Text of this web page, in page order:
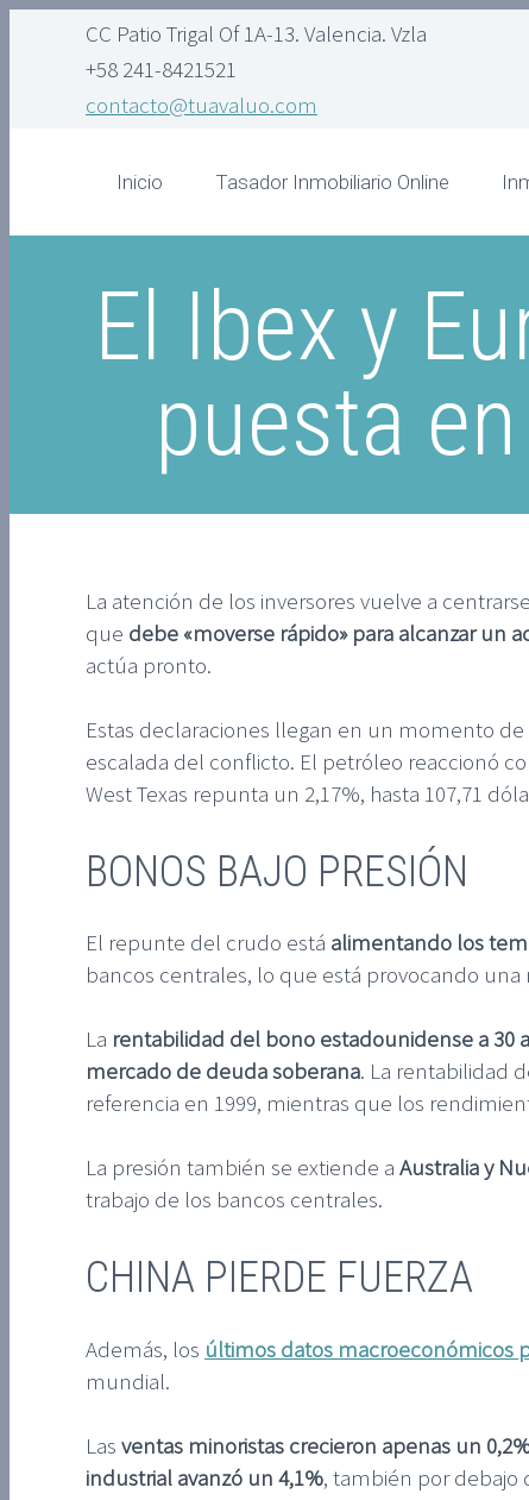
CC Patio Trigal Of 1A-13. Valencia. Vzla
+58 241-8421521
contacto@tuavaluo.com
Inicio Tasador Inmobiliario Online
El Ibex y
puesta
La atención de los inversores vuelve a
que debe «moverse rápido» para alcanzar un
actúa pronto.
Estas declaraciones llegan en un momento de
escalada del conflicto. El petróleo reaccionó
West Texas repunta un 2,17%, hasta 107,71
BONOS BAJO PRESIÓN
El repunte del crudo está alimentando los
bancos centrales, lo que está provocando
La rentabilidad del bono estadounidense a 30
mercado de deuda soberana. La rentabilidad
referencia en 1999, mientras que los
La presión también se extiende a Australia y
trabajo de los bancos centrales.
CHINA PIERDE FUERZA
Además, los últimos datos macroeconómicos
mundial.
Las ventas minoristas crecieron apenas un
industrial avanzó un 4,1%, también por debajo